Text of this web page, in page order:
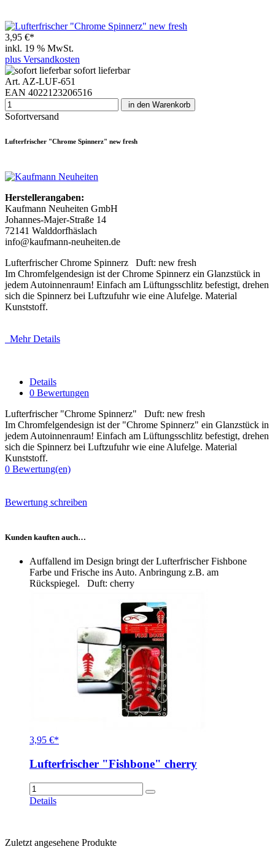
3,95 €*
inkl. 19 % MwSt.
plus Versandkosten
sofort lieferbar
Art. AZ-LUF-651
EAN 4022123206516
in den Warenkorb
Sofortversand
Lufterfrischer "Chrome Spinnerz" new fresh
Herstellerangaben:
Kaufmann Neuheiten GmbH
Johannes-Majer-Straße 14
72141 Walddorfhäslach
info@kaufmann-neuheiten.de
Lufterfrischer Chrome Spinnerz Duft: new fresh
Im Chromfelgendesign ist der Chrome Spinnerz ein Glanzstück in
jedem Autoinnenraum! Einfach am Lüftungsschlitz befestigt, drehen
sich die Spinnerz bei Luftzufuhr wie eine Alufelge. Material
Kunststoff.
Mehr Details
Details
0 Bewertungen
Lufterfrischer "Chrome Spinnerz" Duft: new fresh
Im Chromfelgendesign ist der "Chrome Spinnerz" ein Glanzstück in
jedem Autoinnenraum! Einfach am Lüftungsschlitz befestigt, drehen
sich die Spinnerz bei Luftzufuhr wie eine Alufelge. Material
Kunststoff.
0 Bewertung(en)
Bewertung schreiben
Kunden kauften auch…
Auffallend im Design bringt der Lufterfrischer Fishbone
Farbe und Frische ins Auto. Anbringung z.B. am
Rückspiegel. Duft: cherry
3,95 €*
Lufterfrischer "Fishbone" cherry
Details
Zuletzt angesehene Produkte